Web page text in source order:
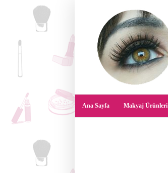
Ana Sayfa Makyaj Ürünleri